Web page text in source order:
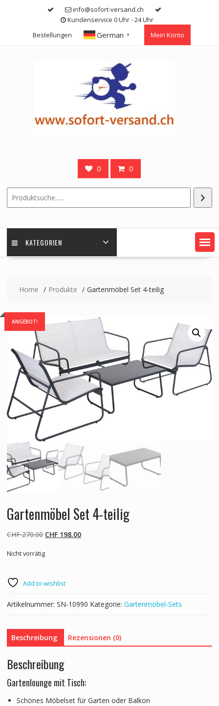
info@sofort-versand.ch
Kundenservice 0 Uhr - 24 Uhr
Bestellungen
German ▼ Mein Konto
0 0
KATEGORIEN
Home Produkte Gartenmöbel Set 4-teilig
ANGEBOT!
Gartenmöbel Set 4-teilig
CHF270.00 Ursprünglicher
war:
CHF198.00Aktueller
Nicht vorrätig
Add to wishlist
Artikelnummer: SN-10990 Kategorie: Gartenmöbel-Sets
Beschreibung Rezensionen (0)
Beschreibung
Gartenlounge mit Tisch:
Schönes Möbelset für Garten oder Balkon